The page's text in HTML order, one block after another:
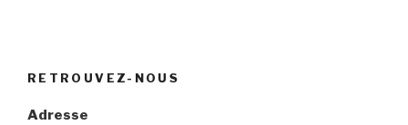
RETROUVEZ-NOUS
Adresse